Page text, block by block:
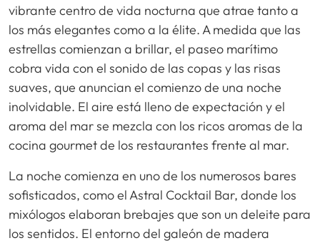
vibrante centro de vida nocturna que atrae tanto a
los más elegantes como a la élite. A medida que las
estrellas comienzan a brillar, el paseo marítimo
cobra vida con el sonido de las copas y las risas
suaves, que anuncian el comienzo de una noche
inolvidable. El aire está lleno de expectación y el
aroma del mar se mezcla con los ricos aromas de la
cocina gourmet de los restaurantes frente al mar.
La noche comienza en uno de los numerosos bares
sofisticados, como el Astral Cocktail Bar, donde los
mixólogos elaboran brebajes que son un deleite para
los sentidos. El entorno del galeón de madera